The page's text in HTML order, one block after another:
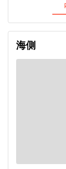
海側